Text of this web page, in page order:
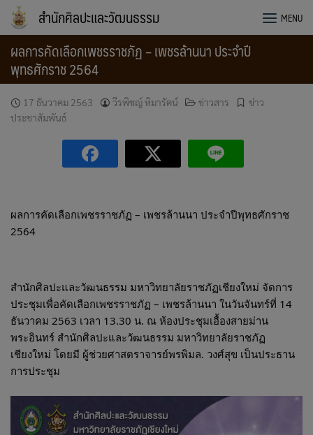
Skip
สำนักศิลปะและวัฒนธรรม MENU
ผลการคัดเลือกเพชรราชภัฏ – เพชรล้านนา ประจำปี
พุทธศักราช 2564
17 ธันวาคม 2563 วีรพิชญ์ หิมารัตน์ ข่าวสาร
ข่าว
ประชาสัมพันธ์
ผลการคัดเลือกเพชรราชภัฏ – เพชรล้านนา ประจำปีพุทธศักราช
2564
สำนักศิลปะและวัฒนธรรม มหาวิทยาลัยราชภัฏเชียงใหม่ จัดการ
ประชุมเพื่อคัดเลือกเพชรราชภัฏ – เพชรล้านนา ในวันจันทร์ที่ 14
ธันวาคม 2563 เวลา 13.30 น. ณ ห้องประชุมเอื้องสายม่าน
พระอินทร์ สำนักศิลปะและวัฒนธรรม มหาวิทยาลัยราชภัฏ
เชียงใหม่ โดยมี ผู้ช่วยศาสตราจารย์พรพิมล. วงศ์สุข เป็นประธาน
การประชุม